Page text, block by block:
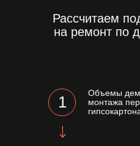
Рассчитаем
на ремонт по
Объемы
монтажа
1